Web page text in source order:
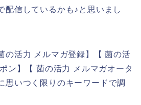
配信しているかも♪と思いまし
の活力 メルマガ登録】【 菌の活
ン】【 菌の活力 メルマガオータ
思いつく限りのキーワードで調